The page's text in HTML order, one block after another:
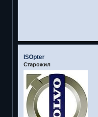
ISOpter
Старожил